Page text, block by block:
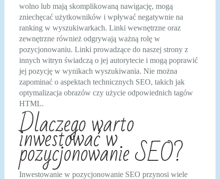
wolno lub mają skomplikowaną nawigację, mogą
zniechęcać użytkowników i wpływać negatywnie na
ranking w wyszukiwarkach. Linki wewnętrzne oraz
zewnętrzne również odgrywają ważną rolę w
pozycjonowaniu. Linki prowadzące do naszej strony z
innych witryn świadczą o jej autorytecie i mogą poprawić
jej pozycję w wynikach wyszukiwania. Nie można
zapominać o aspektach technicznych SEO, takich jak
optymalizacja obrazów czy użycie odpowiednich tagów
HTML.
Dlaczego warto
inwestować w
pozycjonowanie SEO?
Inwestowanie w pozycjonowanie SEO przynosi wiele